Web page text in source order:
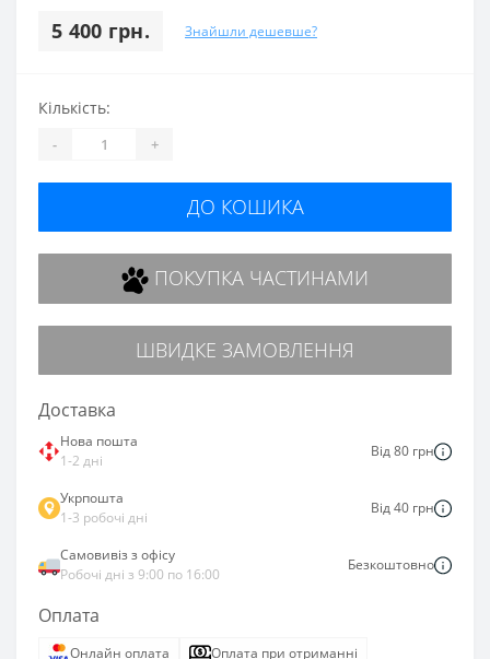
5 400 грн. Знайшли дешевше?
Кількість:
- +
ДО КОШИКА
ПОКУПКА ЧАСТИНАМИ
ШВИДКЕ ЗАМОВЛЕННЯ
Доставка
Нова пошта
1-2 дні
Від 80 грн
Укрпошта
1-3 робочі дні
Від 40 грн
Самовивіз з офісу
Робочі дні з 9:00 по 16:00
Безкоштовно
Оплата
Онлайн оплата
Оплата при отриманні